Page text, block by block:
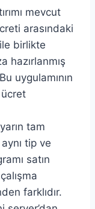
mevcut
arasındaki
birlikte
hazırlanmış
uygulamının
tam
tip ve
satın
çalışma
farklıdır.